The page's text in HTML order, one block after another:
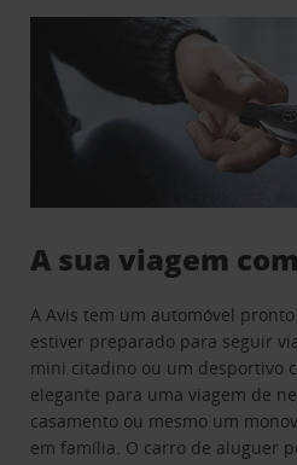
A sua viagem
A Avis tem um automóvel
estiver preparado para seguir
mini citadino ou um desportivo
elegante para uma viagem de
casamento ou mesmo um
em família. O carro de aluguer